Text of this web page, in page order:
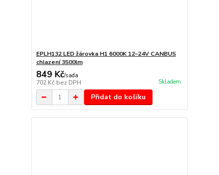
EPLH132 LED žárovka H1 6000K 12–24V CANBUS
chlazení 3500lm
849 Kč/sada
702 Kč bez DPH Skladem
Přidat do košíku